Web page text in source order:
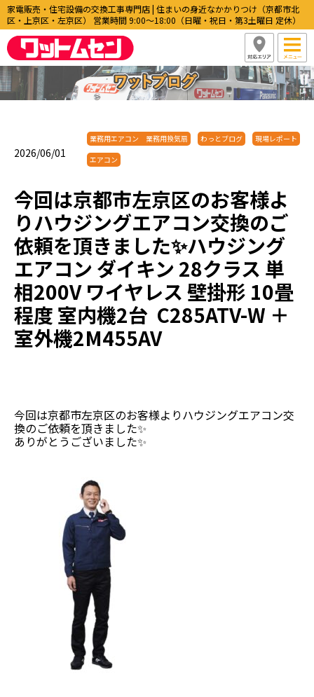
家電販売・住宅設備の交換工事専門店 | 住まいの身近なかかりつけ（京都市北
区・上京区・左京区） 営業時間 9:00〜18:00（日曜・祝日・第3土曜日 定休）
2026/06/01
業務用エアコン 業務用換気扇 わっとブログ
現場レポート
エアコン
今回は京都市左京区のお客様よ
りハウジングエアコン交換のご
依頼を頂きました✨ハウジング
エアコン ダイキン 28クラス 単
相200V ワイヤレス 壁掛形 10畳
程度 室内機2台 C285ATV-W ＋
室外機2M455AV
今回は京都市左京区のお客様よりハウジングエアコン交
換のご依頼を頂きました✨
ありがとうございました✨